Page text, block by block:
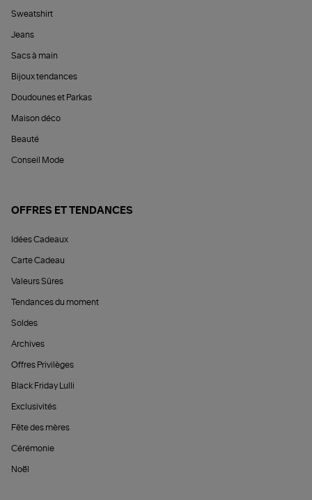
Sweatshirt
Jeans
Sacs à main
Bijoux tendances
Doudounes et Parkas
Maison déco
Beauté
Conseil Mode
OFFRES ET TENDANCES
Idées Cadeaux
Carte Cadeau
Valeurs Sûres
Tendances du moment
Soldes
Archives
Offres Privilèges
Black Friday Lulli
Exclusivités
Fête des mères
Cérémonie
Noël